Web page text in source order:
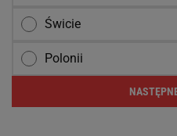
Świcie
Polonii